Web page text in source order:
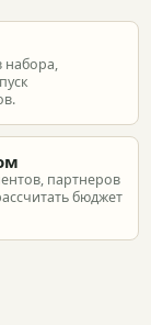
набора,
партнеров
бюджет